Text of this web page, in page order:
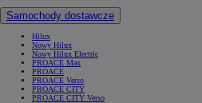
Samochody dostawcze
Hilux
Nowy Hilux
Nowy Hilux Electric
PROACE Max
PROACE
PROACE Verso
PROACE CITY
PROACE CITY Verso